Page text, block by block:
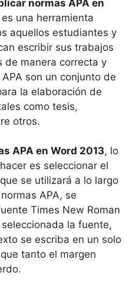
normas APA en
es una herramienta
aquellos estudiantes y
escribir sus trabajos
de manera correcta y
son un conjunto de
la elaboración de
como tesis,
otros.
APA en Word 2013, lo
es seleccionar el
se utilizará a lo largo
APA, se
Times New Roman
la fuente,
se escriba en un solo
tanto el margen